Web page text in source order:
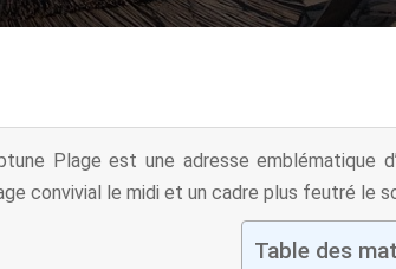
Plage est une adresse emblématique
convivial le midi et un cadre plus feutré le
Table des